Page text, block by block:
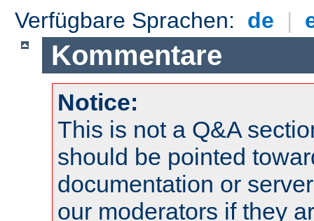
Verfügbare Sprachen: de |
Kommentare
Notice:
This is not a Q&A
should be pointed
documentation or
our moderators if they